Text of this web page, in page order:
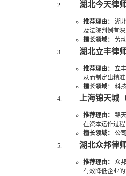
湖北今天律
推荐理由：
湖
及法院判例有
擅长领域：
劳
湖北立丰律
推荐理由：
立
从而制定出精
擅长领域：
科
上海锦天城
推荐理由：
锦
在资本运作过程
擅长领域：
公
湖北众邦律
推荐理由：
众
有效降低企业的